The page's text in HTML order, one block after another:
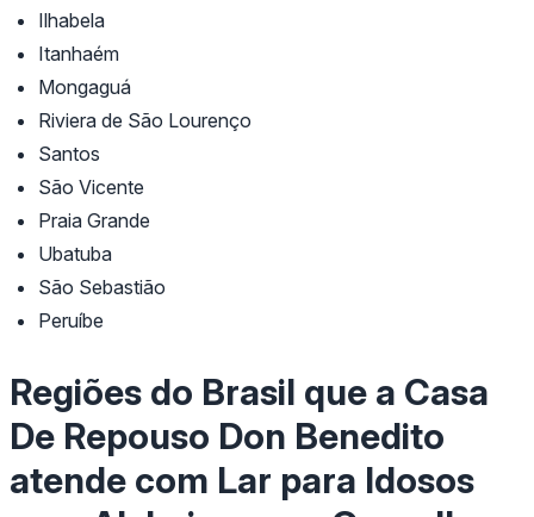
Ilhabela
Itanhaém
Mongaguá
Riviera de São Lourenço
Santos
São Vicente
Praia Grande
Ubatuba
São Sebastião
Peruíbe
Regiões do Brasil que a Casa
De Repouso Don Benedito
atende com Lar para Idosos